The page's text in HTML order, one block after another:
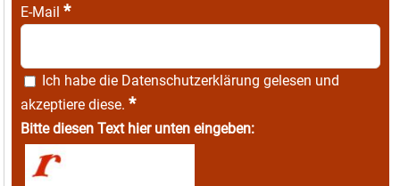
E-Mail *
Ich habe die Datenschutzerklärung gelesen und
akzeptiere diese. *
Bitte diesen Text hier unten eingeben: